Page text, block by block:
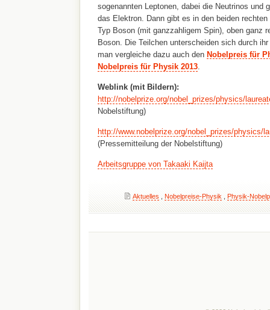
sogenannten Leptonen, dabei die Neutrinos und
das Elektron. Dann gibt es in den beiden
Typ Boson (mit ganzzahligem Spin), oben ganz
Boson. Die Teilchen unterscheiden sich durch
man vergleiche dazu auch den Nobelpreis für
Nobelpreis für Physik 2013.
Weblink (mit Bildern):
http://nobelprize.org/nobel_prizes/physics/
Nobelstiftung)
http://www.nobelprize.org/nobel_prizes/physics/
(Pressemitteilung der Nobelstiftung)
Arbeitsgruppe von Takaaki Kaijta
Aktuelles Nobelpreise-Physik Physik-